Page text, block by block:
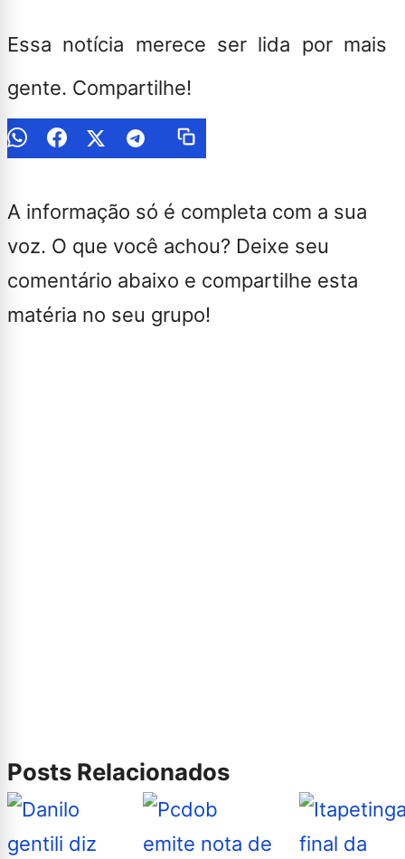
Essa notícia merece ser lida por mais
gente. Compartilhe!
A informação só é completa com a sua
voz. O que você achou? Deixe seu
comentário abaixo e compartilhe esta
matéria no seu grupo!
Posts Relacionados